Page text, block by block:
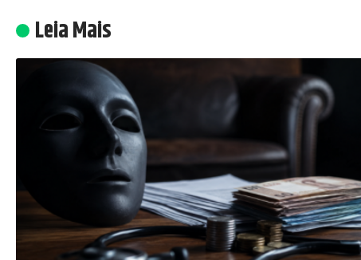
Leia Mais